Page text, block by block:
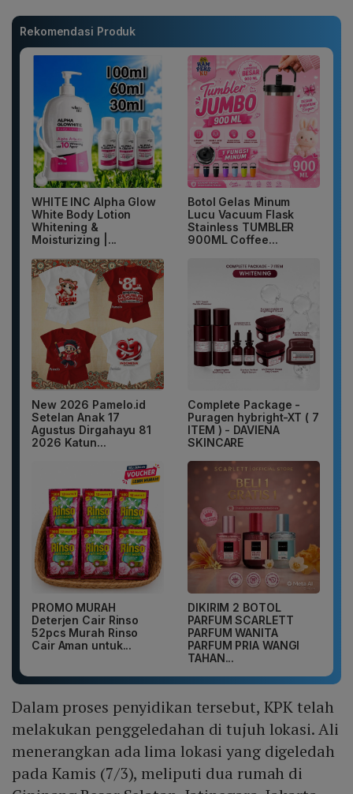
Rekomendasi Produk
WHITE INC Alpha Glow
White Body Lotion
Whitening &
Moisturizing |...
Botol Gelas Minum
Lucu Vacuum Flask
Stainless TUMBLER
900ML Coffee...
New 2026 Pamelo.id
Setelan Anak 17
Agustus Dirgahayu 81
2026 Katun...
Complete Package -
Puragen hybright-XT ( 7
ITEM ) - DAVIENA
SKINCARE
PROMO MURAH
Deterjen Cair Rinso
52pcs Murah Rinso
Cair Aman untuk...
DIKIRIM 2 BOTOL
PARFUM SCARLETT
PARFUM WANITA
PARFUM PRIA WANGI
TAHAN...
Dalam proses penyidikan tersebut, KPK telah
melakukan penggeledahan di tujuh lokasi. Ali
menerangkan ada lima lokasi yang digeledah
pada Kamis (7/3), meliputi dua rumah di